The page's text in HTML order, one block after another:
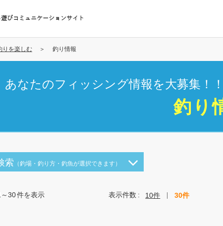
びコミュニケーションサイト
りを楽しむ 釣り情報
あなたのフィッシング情報を大募集！
釣り
索 （釣場・釣り方・釣魚が選択できます）
～30件を表示 表示件数 10件 30件